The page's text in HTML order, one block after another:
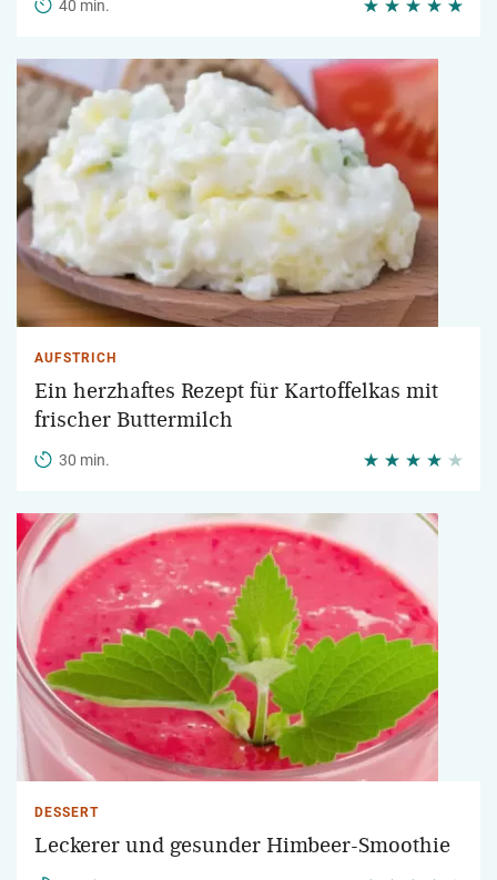
40 min.
AUFSTRICH
Ein herzhaftes Rezept für Kartoffelkas mit
frischer Buttermilch
30 min.
DESSERT
Leckerer und gesunder Himbeer-Smoothie